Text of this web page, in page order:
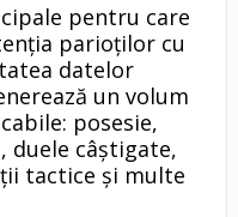
pentru care
parioților cu
datelor
un volum
posesie,
duele câștigate,
tactice și multe